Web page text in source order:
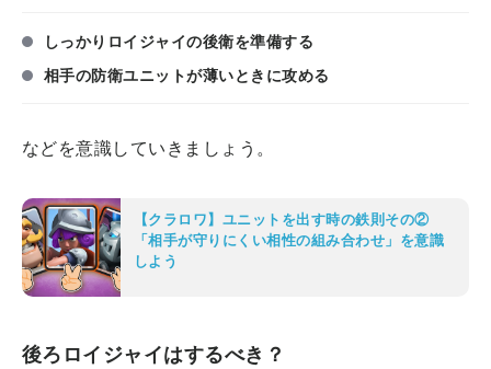
しっかりロイジャイの後衛を準備する
相手の防衛ユニットが薄いときに攻める
などを意識していきましょう。
【クラロワ】ユニットを出す時の鉄則その②
「相手が守りにくい相性の組み合わせ」を意識
しよう
後ろロイジャイはするべき？